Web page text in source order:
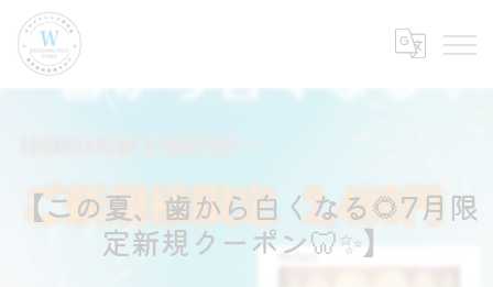
【この夏、歯から白くなる🌻7月限
定新規クーポン🦷✨】